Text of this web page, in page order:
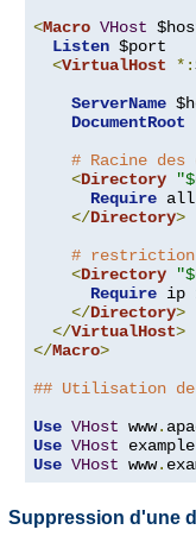
<Macro VHost
Listen $port
<VirtualHost *:
ServerName
DocumentRoot
# Racine des
<Directory
Require all
</Directory>
# restriction
<Directory
Require ip
</Directory>
</VirtualHost>
</Macro>
## Utilisation de
Use VHost www.
Use VHost example
Use VHost www.
Suppression d'une